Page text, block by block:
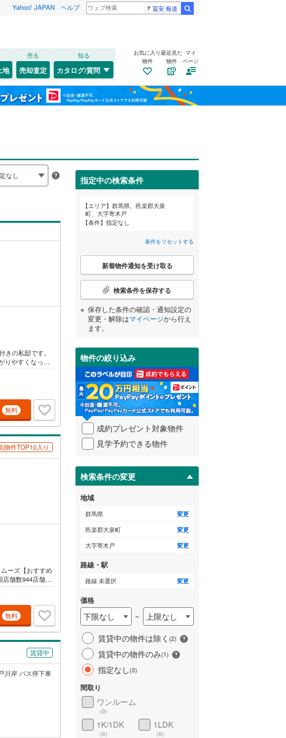
Yahoo! JAPAN ヘルプ 冨安 報道
地
売る
売却査定
知る
カタログ/質問
お気に入り
物件
最近見た
物件
マイ
ページ
の私邸です。
りやすくなって
けますとスム
い時間帯もご
丁寧にご説明い
します。・チャ
のご紹介だけで
きたいという方
プンハウスだか
談ください！※限
なオープンハウ
無料
物件TOP10入り
ーズ【おすすめ
舗数944店舗（2
ご要望に合わせ
■不動産のプロか
引、提携引越し
無料
賃貸中
川岸 バス停下車
指定中の検索条件
エリア
群馬県、邑楽郡大泉
町、大字寄木戸
条件
指定なし
条件をリセットする
こ
検
条
件
受
け
取
る
・
条
件
を
イ
ペ
ジ
に
保
存
す
る
新着物件通知を受け取る
検索条件を保存する
保存した条件の確認・通知設定の
変更・解除はマイページから行え
ます。
物件の絞り込み
成約プレゼント対象物件
見学予約できる物件
検索条件の変更
地域
群馬県 変更
邑楽郡大泉町 変更
大字寄木戸 変更
路線・駅
路線 未選択 変更
価格
下限なし ~
上限なし
賃貸中の物件は除く (2)
賃貸中の物件のみ(1)
指定なし(3)
間取り
ワンルーム
（0）
1K/1DK
（0）
1LDK
（0）
山形 福島
山口
鹿児島 沖縄
桐生市(33)
沼田市(4)
(5) 多野郡上野村(0)
(0) 甘楽郡南牧村(0)
吾妻郡高山村(
佐波郡玉村町(10)
邑楽郡千代田町(2)
大字寄木戸(3)
中央(1)
吾妻線(0)
湘南新宿ライン（前橋～小田原）
(0)
（0）
ジ（0） 太陽光発電システム（0）
）
3階建て以上（0）
小学校まで1km以内（0）
南道路（1）
長期優良住宅 ）
設定できます。
トを見る
トを見る